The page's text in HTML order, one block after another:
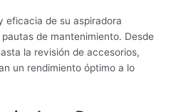
eficacia de su aspiradora
de mantenimiento. Desde
la revisión de accesorios,
un rendimiento óptimo a lo